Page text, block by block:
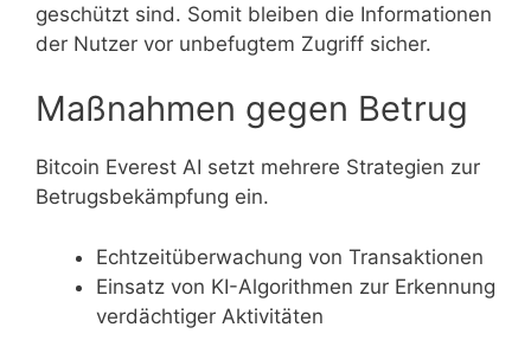
geschützt sind. Somit bleiben die Informationen
der Nutzer vor unbefugtem Zugriff sicher.
Maßnahmen gegen Betrug
Bitcoin Everest AI setzt mehrere Strategien zur
Betrugsbekämpfung ein.
Echtzeitüberwachung von Transaktionen
Einsatz von KI-Algorithmen zur Erkennung
verdächtiger Aktivitäten